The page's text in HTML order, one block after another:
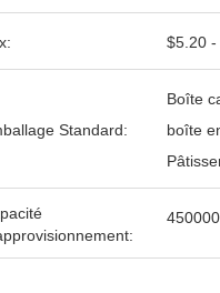
$5.20 -
Standard:
Boîte
boîte